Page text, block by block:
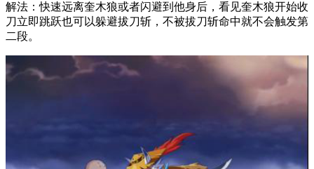
解法：快速远离奎木狼或者闪避到他身后，看见奎木狼开始收
刀立即跳跃也可以躲避拔刀斩，不被拔刀斩命中就不会触发第
二段。